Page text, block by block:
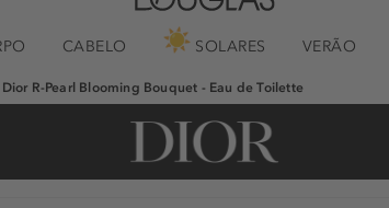
CABELO SOLARES VERÃO
Dior R-Pearl Blooming Bouquet - Eau de Toilette